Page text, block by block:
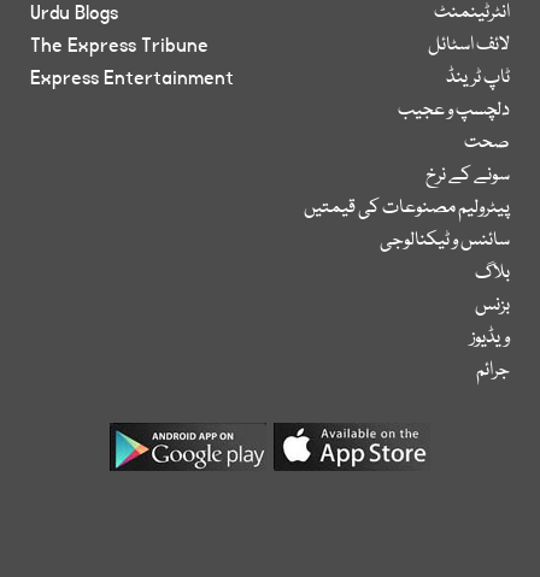
انٹرٹینمنٹ
لائف اسٹائل
ٹاپ ٹرینڈ
دلچسپ و عجیب
صحت
سونے کے نرخ
پیٹرولیم مصنوعات کی قیمتیں
سائنس و ٹیکنالوجی
بلاگ
بزنس
ویڈیوز
جرائم
Urdu Blogs
The Express Tribune
Express Entertainment